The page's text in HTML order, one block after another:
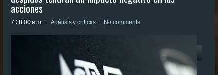
acciones
7:38:00 a.m. Análisis y criticas No comments